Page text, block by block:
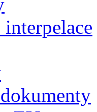
interpelace